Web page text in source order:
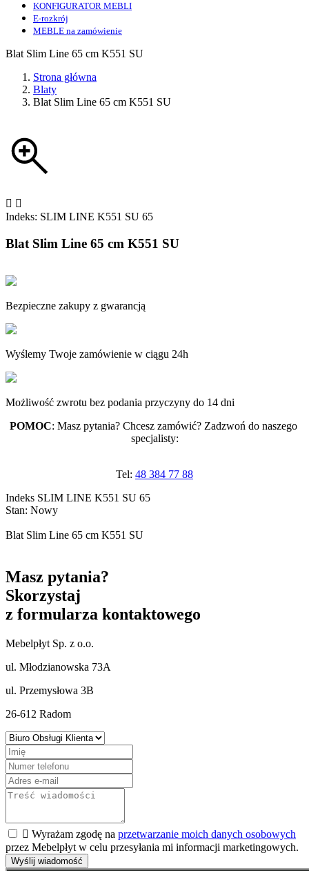
KONFIGURATOR MEBLI
E-rozkrój
MEBLE na zamówienie
Blat Slim Line 65 cm K551 SU
Strona główna
Blaty
Blat Slim Line 65 cm K551 SU
 
Indeks: SLIM LINE K551 SU 65
Blat Slim Line 65 cm K551 SU
Bezpieczne zakupy z gwarancją
Wyślemy Twoje zamówienie w ciągu 24h
Możliwość zwrotu bez podania przyczyny do 14 dni
POMOC: Masz pytania? Chcesz zamówić? Zadzwoń do naszego
specjalisty:
Tel: 48 384 77 88
Indeks SLIM LINE K551 SU 65
Stan: Nowy
Blat Slim Line 65 cm K551 SU
Masz pytania?
Skorzystaj
z formularza kontaktowego
Mebelpłyt Sp. z o.o.
ul. Młodzianowska 73A
ul. Przemysłowa 3B
26-612 Radom
 Wyrażam zgodę na przetwarzanie moich danych osobowych
przez Mebelpłyt w celu przesyłania mi informacji marketingowych.